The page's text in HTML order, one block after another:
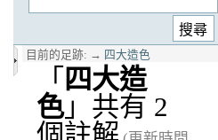
目前的足跡: → 四大造色
「 四大造
色」共有 2